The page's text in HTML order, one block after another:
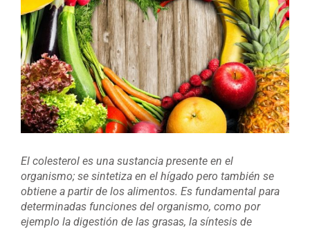
grande
El colesterol es una sustancia presente en el
organismo; se sintetiza en el hígado pero también se
obtiene a partir de los alimentos. Es fundamental para
determinadas funciones del organismo, como por
ejemplo la digestión de las grasas, la síntesis de